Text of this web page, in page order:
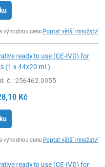
výhodnou cenu Poptat větší množství
ready to use (CE-IVD) for
(1 x 44x20 mL)
č.: 256462.0955
Kč
výhodnou cenu Poptat větší množství
ready to use (CE-IVD) for